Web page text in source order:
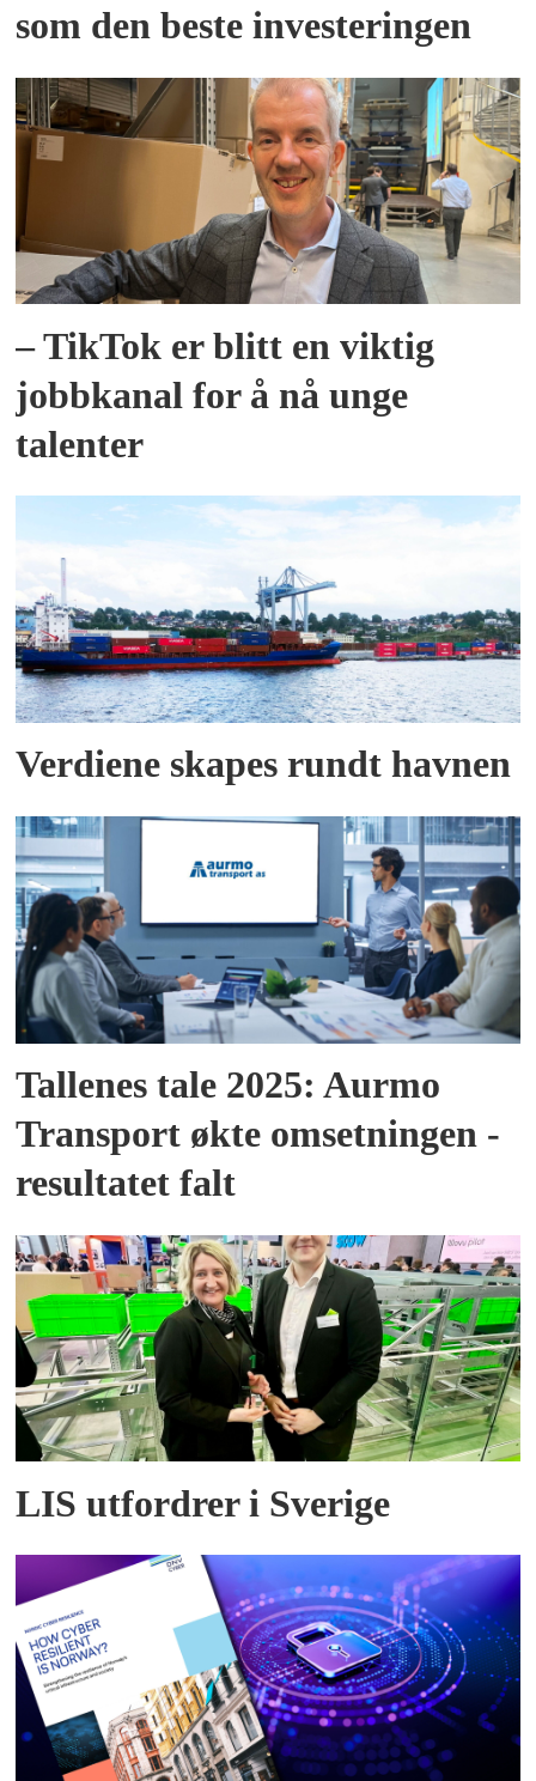
som den beste investeringen
– TikTok er blitt en viktig
jobbkanal for å nå unge
talenter
Verdiene skapes rundt havnen
Tallenes tale 2025: Aurmo
Transport økte omsetningen -
resultatet falt
LIS utfordrer i Sverige